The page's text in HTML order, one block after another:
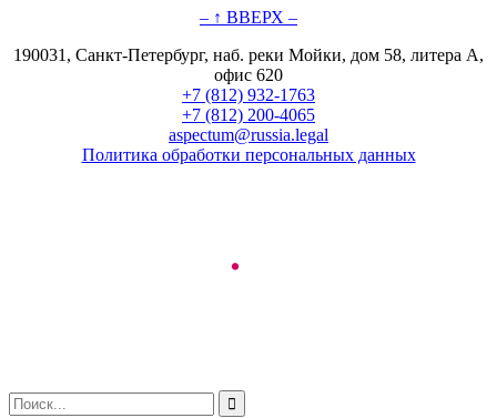
– ↑ ВВЕРХ –
190031, Санкт-Петербург, наб. реки Мойки, дом 58, литера А,
офис 620
+7 (812) 932-1763
+7 (812) 200-4065
aspectum@russia.legal
Политика обработки персональных данных
